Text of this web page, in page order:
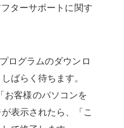
ターサポートに関す
ログラムのダウンロ
ばらく待ちます。
客様のパソコンを
表示されたら、「こ